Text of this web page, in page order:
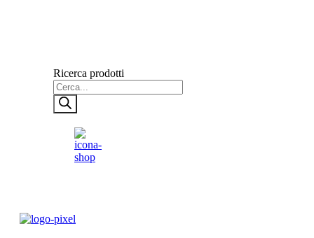
Ricerca prodotti